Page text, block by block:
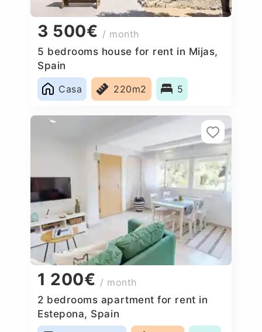
3 500€ / month
5 bedrooms house for rent in Mijas,
Spain
Casa
220m2 5
1 200€ / month
2 bedrooms apartment for rent in
Estepona, Spain